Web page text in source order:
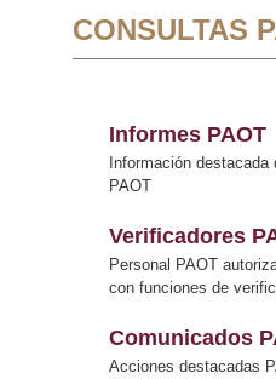
CONSULTAS
Informes PAOT
Información
PAOT
Verificadores
Personal PAOT
con funciones de
Comunicados
Acciones destacadas